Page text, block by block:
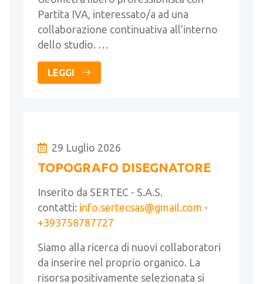
Partita IVA, interessato/a ad una
collaborazione continuativa all’interno
dello studio. …
LEGGI
29 Luglio 2026
TOPOGRAFO DISEGNATORE
Inserito da SERTEC - S.A.S.
contatti: info.sertecsas@gmail.com -
+393758787727
Siamo alla ricerca di nuovi collaboratori
da inserire nel proprio organico. La
risorsa positivamente selezionata si